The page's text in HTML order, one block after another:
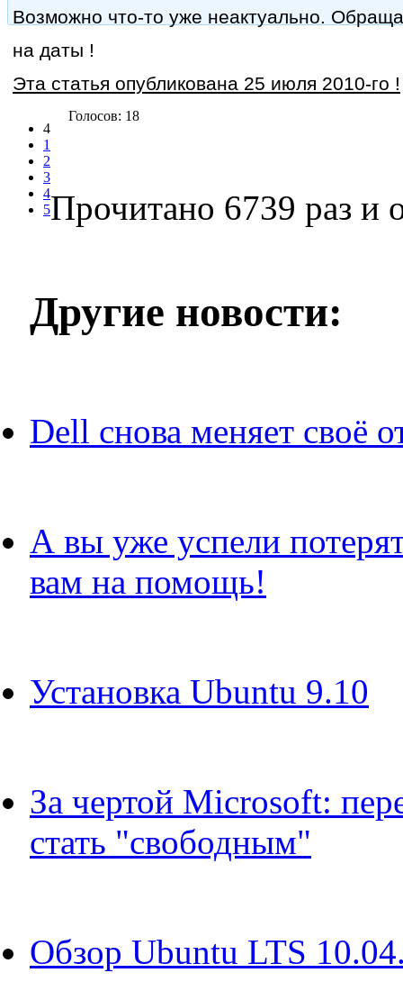
Возможно что-то уже неактуально.
на даты !
Эта статья опубликована 25 июля 2010-го !
4
1
2
3
4
5
Голосов: 18
Прочитано 6739 раз и
Другие новости:
Dell снова меняет своё
А вы уже успели
вам на помощь!
Установка Ubuntu 9.10
За чертой Microsoft:
стать "свободным"
Обзор Ubuntu LTS